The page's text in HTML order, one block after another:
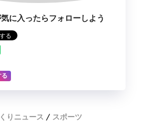
に入ったらフォローしよう
る
りニュース スポーツ